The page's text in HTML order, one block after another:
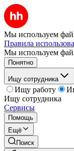
Мы используем
Правила
Мы используем
Понятно
Ищу сотрудника
Ищу работу
Ищу сотрудника
Сервисы
Помощь
Ещё
Поиск